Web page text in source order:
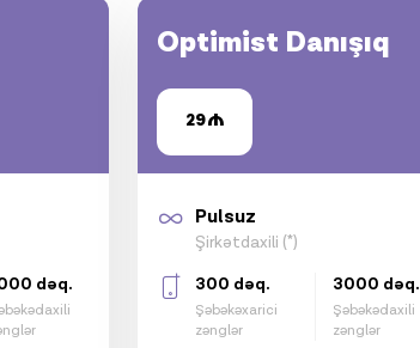
dəq.
Optimist Danışıq
29
Pulsuz
Şirkətdaxili (*)
300 dəq.
Şəbəkəxarici
zənglər
3000 dəq.
Şəbəkədaxili
zənglər